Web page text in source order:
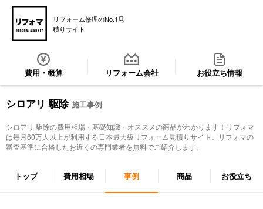
リフォーム修理のNo.1見
積りサイト
費用・概算 リフォーム会社 お役立ち情報
シロアリ 駆除 施工事例
シロアリ 駆除の費用相場・基礎知識・オススメの商品がわかります！リフォマ
は毎月60万人以上が利用する日本最大級リフォーム見積りサイト。リフォマの
審査基準に合格したお近くの専門業者を無料でご紹介します。
トップ 費用相場 事例 商品 お役立ち